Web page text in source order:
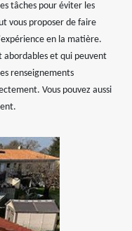
tâches pour éviter les
vous proposer de faire
en la matière.
abordables et qui peuvent
renseignements
Vous pouvez aussi